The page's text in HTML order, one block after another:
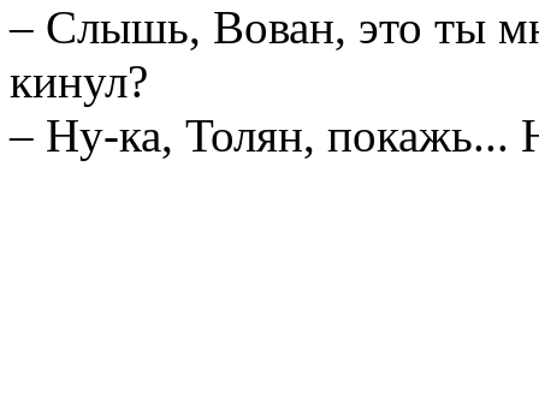
– Слышь, Вован, это ты
кинул?
– Ну-ка, Толян, покажь...